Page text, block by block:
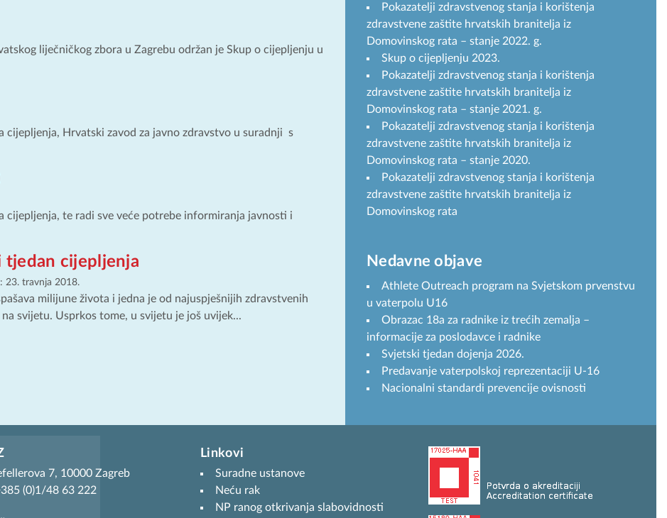
liječničkog zbora u Zagrebu održan je Skup o cijepljenju u
cijepljenja, Hrvatski zavod za javno zdravstvo u suradnji s
cijepljenja, te radi sve veće potrebe informiranja javnosti i
tjedan cijepljenja
23. travnja 2018.
milijune života i jedna je od najuspješnijih zdravstvenih
svijetu. Usprkos tome, u svijetu je još uvijek...
Pokazatelji zdravstvenog stanja i korištenja
zdravstvene zaštite hrvatskih branitelja iz
Domovinskog rata – stanje 2022. g.
Skup o cijepljenju 2023.
Pokazatelji zdravstvenog stanja i korištenja
zdravstvene zaštite hrvatskih branitelja iz
Domovinskog rata – stanje 2021. g.
Pokazatelji zdravstvenog stanja i korištenja
zdravstvene zaštite hrvatskih branitelja iz
Domovinskog rata – stanje 2020.
Pokazatelji zdravstvenog stanja i korištenja
zdravstvene zaštite hrvatskih branitelja iz
Domovinskog rata
Nedavne objave
Athlete Outreach program na Svjetskom prvenstvu
u vaterpolu U16
Obrazac 18a za radnike iz trećih zemalja –
informacije za poslodavce i radnike
Svjetski tjedan dojenja 2026.
Predavanje vaterpolskoj reprezentaciji U-16
Nacionalni standardi prevencije ovisnosti
7, 10000 Zagreb
(0)1/48 63 222
Linkovi
Suradne ustanove
Neću rak
NP ranog otkrivanja slabovidnosti